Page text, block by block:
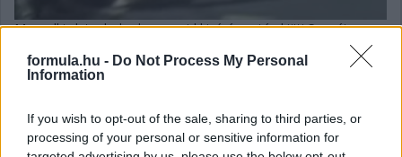
formula.hu - Do Not Process My Personal
Information
If you wish to opt-out of the sale, sharing to third parties, or
processing of your personal or sensitive information for
Mansell tolat a bokszban, majd kizárása után kiüti Sennát, a
selejtezőből dobogóra ér egy kiscsapat. Őrült F1-es futam
szeptember 24-én Portugáliában.